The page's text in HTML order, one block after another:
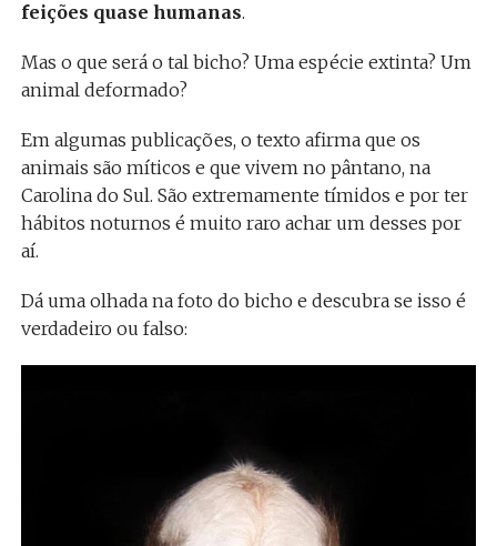
feições quase humanas.
Mas o que será o tal bicho? Uma espécie extinta? Um
animal deformado?
Em algumas publicações, o texto afirma que os
animais são míticos e que vivem no pântano, na
Carolina do Sul. São extremamente tímidos e por ter
hábitos noturnos é muito raro achar um desses por
aí.
Dá uma olhada na foto do bicho e descubra se isso é
verdadeiro ou falso: